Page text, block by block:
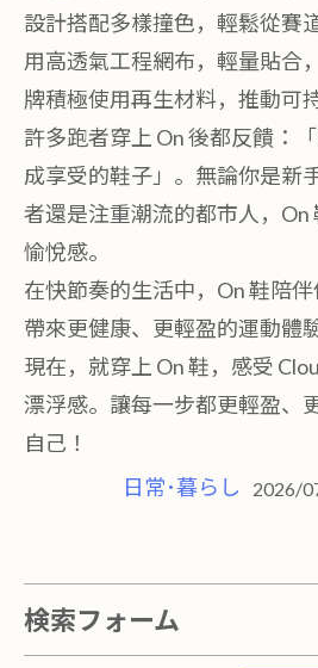
設計搭配多樣撞色，輕鬆從賽
用高透氣工程網布，輕量貼合
牌積極使用再生材料，推動可
許多跑者穿上 On 後都反饋：
成享受的鞋子」。無論你是新
者還是注重潮流的都市人，On
愉悅感。
在快節奏的生活中，On 鞋陪伴
帶來更健康、更輕盈的運動體驗
現在，就穿上 On 鞋，感受
漂浮感。讓每一步都更輕盈、
自己！
日常･暮らし
2026/
検索フォーム